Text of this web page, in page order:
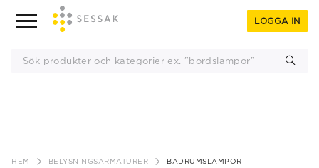
LOGGA IN
HEM BELYSNINGSARMATURER BADRUMSLAMPOR